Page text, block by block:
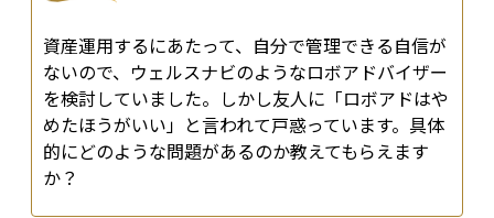
資産運用するにあたって、自分で管理できる自信が
ないので、ウェルスナビのようなロボアドバイザー
を検討していました。しかし友人に「ロボアドはや
めたほうがいい」と言われて戸惑っています。具体
的にどのような問題があるのか教えてもらえます
か？